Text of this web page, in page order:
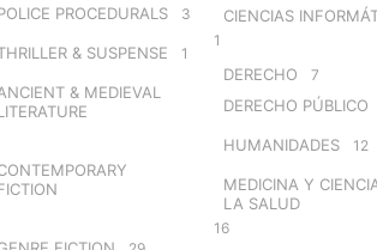
PROCEDURALS 3
& SUSPENSE 1
& MEDIEVAL
CIENCIAS
1
DERECHO 7
DERECHO PÚBLICO
HUMANIDADES 12
MEDICINA Y
LA SALUD
16